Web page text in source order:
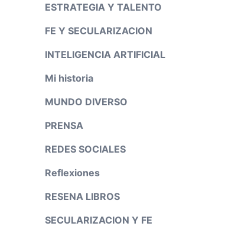
ESTRATEGIA Y TALENTO
FE Y SECULARIZACION
INTELIGENCIA ARTIFICIAL
Mi historia
MUNDO DIVERSO
PRENSA
REDES SOCIALES
Reflexiones
RESENA LIBROS
SECULARIZACION Y FE